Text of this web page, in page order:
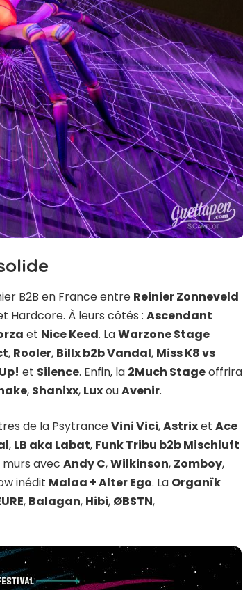
B2B en France entre Reinier Zonneveld
Hardcore. À leurs côtés :Ascendant
et Nice Keed. LaWarzone Stage
, Rooler, Billx b2b Vandal, Miss K8 vs
et Silence. Enfin, la 2Much Stageoffrira
, Shanixx, LuxouAvenir.
de la PsytranceVini Vici,AstrixetAce
, LB aka Labat, Funk Tribu b2b Mischluft
murs avecAndy C,Wilkinson, Zomboy,
inédit Malaa + Alter Ego. La Organïk
, Balagan, Hibi, ØBSTN,